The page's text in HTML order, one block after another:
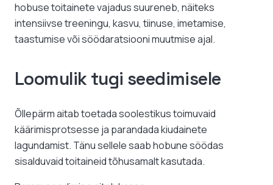
hobuse toitainete vajadus suureneb, näiteks
intensiivse treeningu, kasvu, tiinuse, imetamise,
taastumise või söödaratsiooni muutmise ajal.
Loomulik tugi seedimisele
Õllepärm aitab toetada soolestikus toimuvaid
käärimisprotsesse ja parandada kiudainete
lagundamist. Tänu sellele saab hobune söödas
sisalduvaid toitaineid tõhusamalt kasutada.